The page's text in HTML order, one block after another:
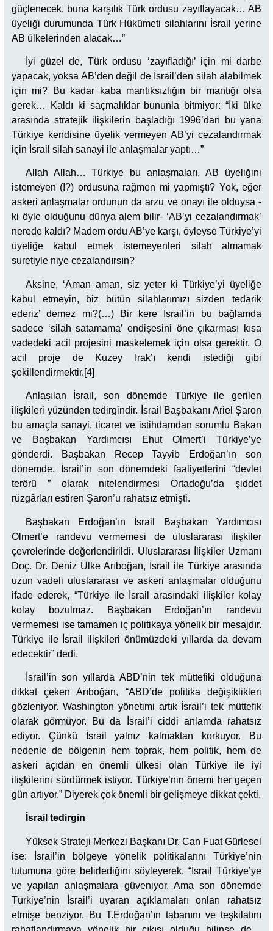
güçlenecek, buna karşılık Türk ordusu zayıflayacak… AB
üyeliği durumunda Türk Hükümeti silahlarını İsrail yerine
AB ülkelerinden alacak…”
İyi güzel de, Türk ordusu ‘zayıfladığı’ için mi darbe
yapacak, yoksa AB’den değil de İsrail’den silah alabilmek
için mi? Bu kadar kaba mantıksızlığın bir mantığı olsa
gerek… Kaldı ki saçmalıklar bununla bitmiyor: “İki ülke
arasında stratejik ilişkilerin başladığı 1996’dan bu yana
Türkiye kendisine üyelik vermeyen AB’yi cezalandırmak
için İsrail silah sanayi ile anlaşmalar yaptı…”
Allah Allah… Türkiye bu anlaşmaları, AB üyeliğini
istemeyen (!?) ordusuna rağmen mi yapmıştı? Yok, eğer
askeri anlaşmalar ordunun da arzu ve onayı ile olduysa -
ki öyle olduğunu dünya alem bilir- ‘AB’yi cezalandırmak’
nerede kaldı? Madem ordu AB’ye karşı, öyleyse Türkiye’yi
üyeliğe kabul etmek istemeyenleri silah almamak
suretiyle niye cezalandırsın?
Aksine, ‘Aman aman, siz yeter ki Türkiye’yi üyeliğe
kabul etmeyin, biz bütün silahlarımızı sizden tedarik
ederiz’ demez mi?(…) Bir kere İsrail’in bu bağlamda
sadece ‘silah satamama’ endişesini öne çıkarması kısa
vadedeki acil projesini maskelemek için olsa gerektir. O
acil proje de Kuzey Irak’ı kendi istediği gibi
şekillendirmektir.[4]
Anlaşılan İsrail, son dönemde Türkiye ile gerilen
ilişkileri yüzünden tedirgindir. İsrail Başbakanı Ariel Şaron
bu amaçla sanayi, ticaret ve istihdamdan sorumlu Bakan
ve Başbakan Yardımcısı Ehut Olmert’i Türkiye’ye
gönderdi. Başbakan Recep Tayyib Erdoğan’ın son
dönemde, İsrail’in son dönemdeki faaliyetlerini “devlet
terörü ” olarak nitelendirmesi Ortadoğu’da şiddet
rüzgârları estiren Şaron’u rahatsız etmişti.
Başbakan Erdoğan’ın İsrail Başbakan Yardımcısı
Olmert’e randevu vermemesi de uluslararası ilişkiler
çevrelerinde değerlendirildi. Uluslararası İlişkiler Uzmanı
Doç. Dr. Deniz Ülke Arıboğan, İsrail ile Türkiye arasında
uzun vadeli uluslararası ve askeri anlaşmalar olduğunu
ifade ederek, “Türkiye ile İsrail arasındaki ilişkiler kolay
kolay bozulmaz. Başbakan Erdoğan’ın randevu
vermemesi ise tamamen iç politikaya yönelik bir mesajdır.
Türkiye ile İsrail ilişkileri önümüzdeki yıllarda da devam
edecektir” dedi.
İsrail’in son yıllarda ABD’nin tek müttefiki olduğuna
dikkat çeken Arıboğan, “ABD’de politika değişiklikleri
gözleniyor. Washington yönetimi artık İsrail’i tek müttefik
olarak görmüyor. Bu da İsrail’i ciddi anlamda rahatsız
ediyor. Çünkü İsrail yalnız kalmaktan korkuyor. Bu
nedenle de bölgenin hem toprak, hem politik, hem de
askeri açıdan en önemli ülkesi olan Türkiye ile iyi
ilişkilerini sürdürmek istiyor. Türkiye’nin önemi her geçen
gün artıyor.” Diyerek çok önemli bir gelişmeye dikkat çekti.
İsrail tedirgin
Yüksek Strateji Merkezi Başkanı Dr. Can Fuat Gürlesel
ise: İsrail’in bölgeye yönelik politikalarını Türkiye’nin
tutumuna göre belirlediğini söyleyerek, “İsrail Türkiye’ye
ve yapılan anlaşmalara güveniyor. Ama son dönemde
Türkiye’nin İsrail’i uyaran açıklamaları onları rahatsız
etmişe benziyor. Bu T.Erdoğan’ın tabanını ve teşkilatını